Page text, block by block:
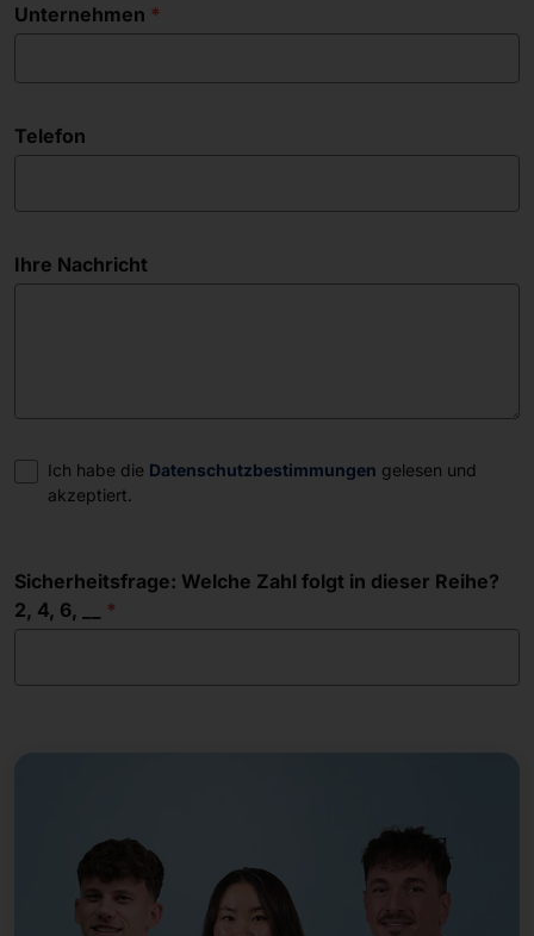
Unternehmen
Telefon
Ihre Nachricht
Einwilligung
Ich habe die Datenschutzbestimmungen gelesen und
akzeptiert.
Sicherheitsfrage: Welche Zahl folgt in dieser Reihe?
2, 4, 6, __